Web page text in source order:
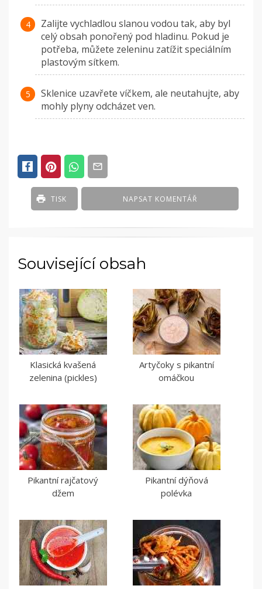
Zalijte vychladlou slanou vodou tak, aby byl
celý obsah ponořený pod hladinu. Pokud je
potřeba, můžete zeleninu zatížit speciálním
plastovým sítkem.
Sklenice uzavřete víčkem, ale neutahujte, aby
mohly plyny odcházet ven.
NAPSAT KOMENTÁŘ
TISK
Související obsah
Klasická kvašená
zelenina (pickles)
Artyčoky s pikantní
omáčkou
Pikantní rajčatový
džem
Pikantní dýňová
polévka